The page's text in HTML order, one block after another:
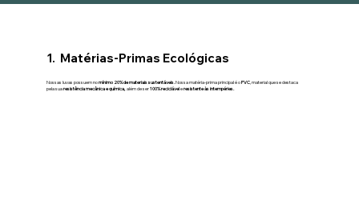
1. Matérias-Primas Ecológicas
Nossas luvas possuem nomínimo 20% de materiais sustentáveis. Nossa matéria-prima principal é oPVC , material que se destaca
pela suaresistência mecânica e química,além de ser100% recicláveleresistente às intempéries.